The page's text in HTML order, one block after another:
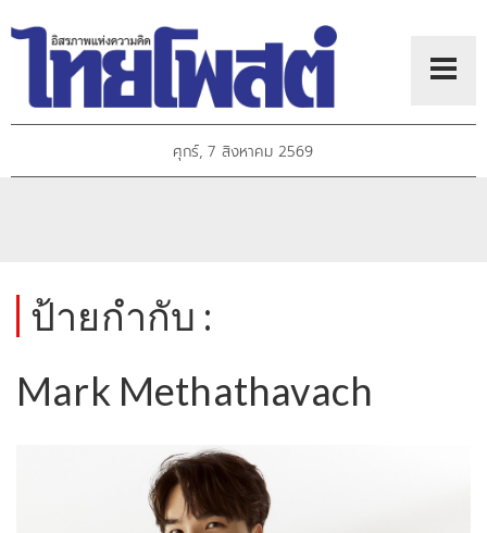
ศุกร์, 7 สิงหาคม 2569
ป้ายกำกับ :
Mark Methathavach